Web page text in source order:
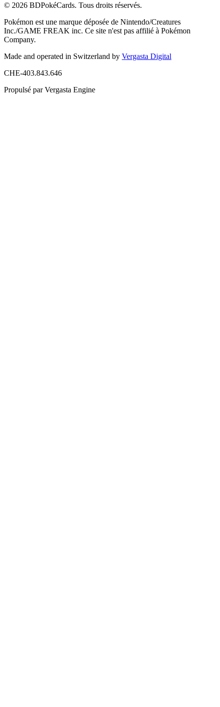
© 2026 BDPokéCards. Tous droits réservés.
Pokémon est une marque déposée de Nintendo/Creatures
Inc./GAME FREAK inc. Ce site n'est pas affilié à Pokémon
Company.
Made and operated in Switzerland by Vergasta Digital
CHE-403.843.646
Propulsé par Vergasta Engine